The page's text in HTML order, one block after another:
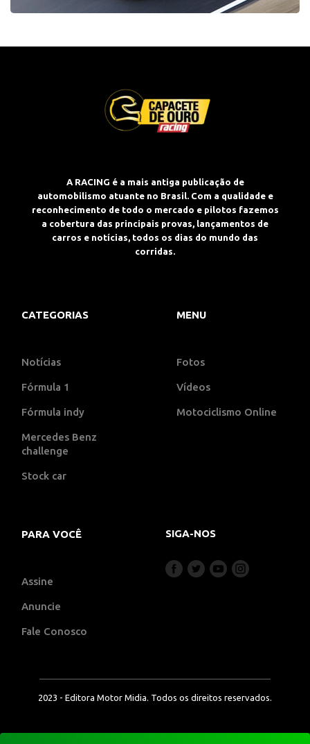
A RACING é a mais antiga publicação de
automobilismo atuante no Brasil. Com a qualidade e
reconhecimento de todo o mercado e pilotos fazemos
a cobertura das principais provas, lançamentos de
carros e notícias, todos os dias do mundo das
corridas.
CATEGORIAS
Notícias
Fórmula 1
Fórmula indy
Mercedes Benz
challenge
Stock car
MENU
Fotos
Vídeos
Motociclismo Online
PARA VOCÊ
Assine
Anuncie
Fale Conosco
SIGA-NOS
2023 - Editora Motor Midia. Todos os direitos reservados.